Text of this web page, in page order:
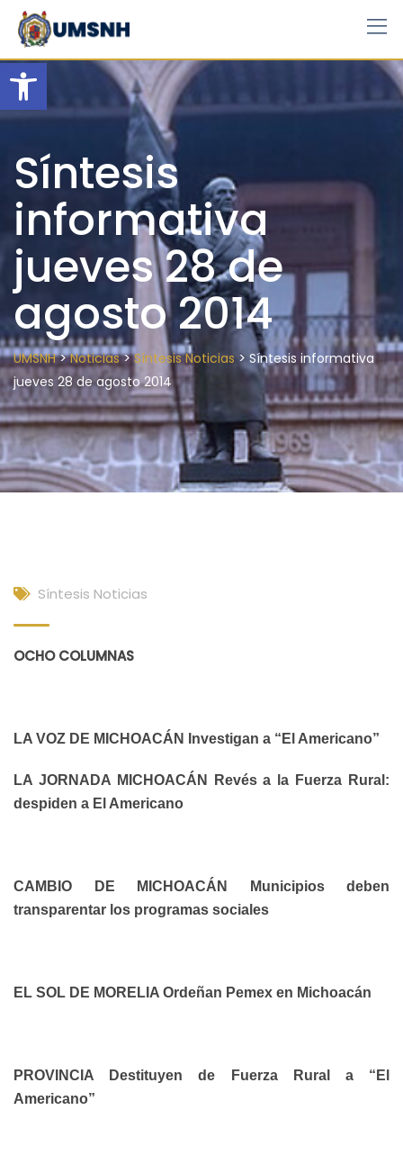
Open toolbar
Skip
content
Síntesis
informativa
jueves 28 de
agosto 2014
UMSNH>Noticias>Síntesis Noticias> Síntesis informativa
jueves 28 de agosto 2014
Síntesis Noticias
OCHO COLUMNAS
LA VOZ DE MICHOACÁN Investigan a “El Americano”
LA JORNADA MICHOACÁN Revés a la Fuerza Rural:
despiden a El Americano
CAMBIO DE MICHOACÁN Municipios deben
transparentar los programas sociales
EL SOL DE MORELIA Ordeñan Pemex en Michoacán
PROVINCIA Destituyen de Fuerza Rural a “El
Americano”